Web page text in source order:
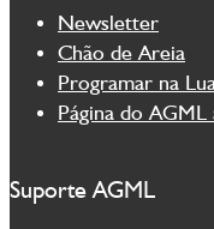
Newsletter
Chão de Areia
Programar na
Página do AGML
Suporte AGML